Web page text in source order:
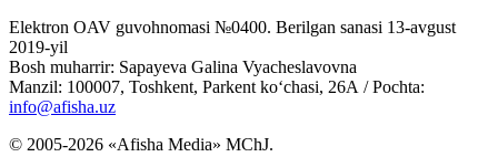
Elektron OAV guvohnomasi №0400. Berilgan sanasi 13-avgust
2019-yil
Bosh muharrir: Sapayeva Galina Vyacheslavovna
Manzil: 100007, Toshkent, Parkent ko‘chasi, 26А / Pochta:
info@afisha.uz
© 2005-2026 «Afisha Media» MChJ.